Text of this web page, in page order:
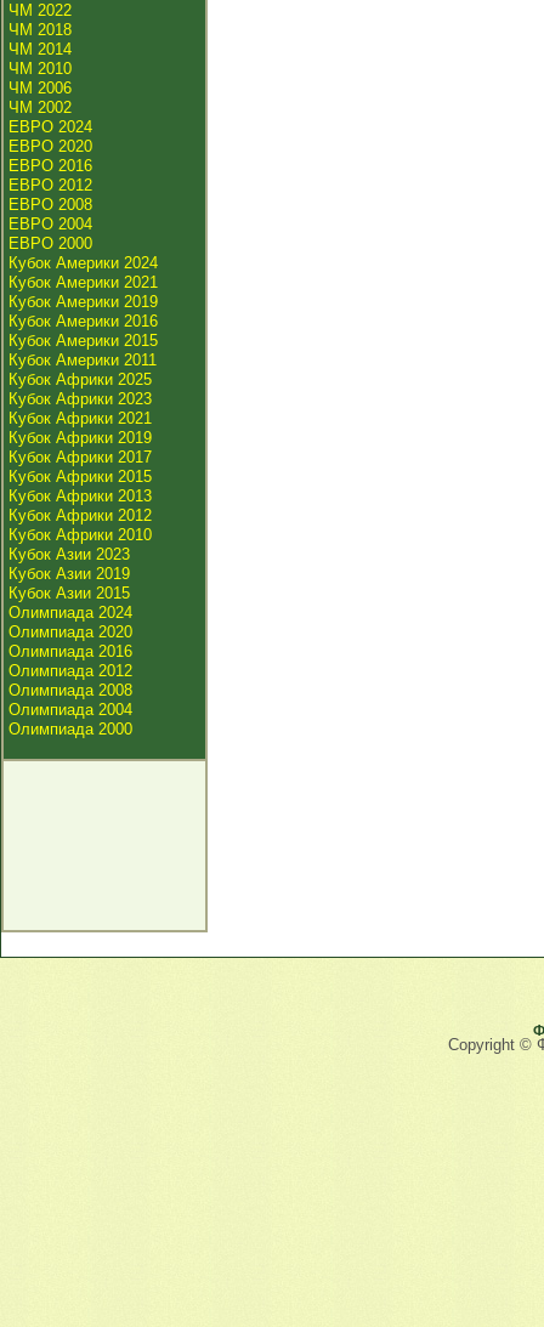
ЧМ 2022
ЧМ 2018
ЧМ 2014
ЧМ 2010
ЧМ 2006
ЧМ 2002
ЕВРО 2024
ЕВРО 2020
ЕВРО 2016
ЕВРО 2012
ЕВРО 2008
ЕВРО 2004
ЕВРО 2000
Кубок Америки 2024
Кубок Америки 2021
Кубок Америки 2019
Кубок Америки 2016
Кубок Америки 2015
Кубок Америки 2011
Кубок Африки 2025
Кубок Африки 2023
Кубок Африки 2021
Кубок Африки 2019
Кубок Африки 2017
Кубок Африки 2015
Кубок Африки 2013
Кубок Африки 2012
Кубок Африки 2010
Кубок Азии 2023
Кубок Азии 2019
Кубок Азии 2015
Олимпиада 2024
Олимпиада 2020
Олимпиада 2016
Олимпиада 2012
Олимпиада 2008
Олимпиада 2004
Олимпиада 2000
Copyright ©